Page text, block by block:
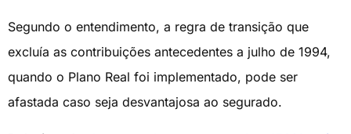
Segundo o entendimento, a regra de transição que
excluía as contribuições antecedentes a julho de 1994,
quando o Plano Real foi implementado, pode ser
afastada caso seja desvantajosa ao segurado.